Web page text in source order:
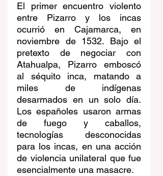
El primer encuentro violento
entre Pizarro y los incas
ocurrió en Cajamarca, en
noviembre de 1532. Bajo el
pretexto de negociar con
Atahualpa, Pizarro emboscó
al séquito inca, matando a
miles de indígenas
desarmados en un solo día.
Los españoles usaron armas
de fuego y caballos,
tecnologías desconocidas
para los incas, en una acción
de violencia unilateral que fue
esencialmente una masacre.